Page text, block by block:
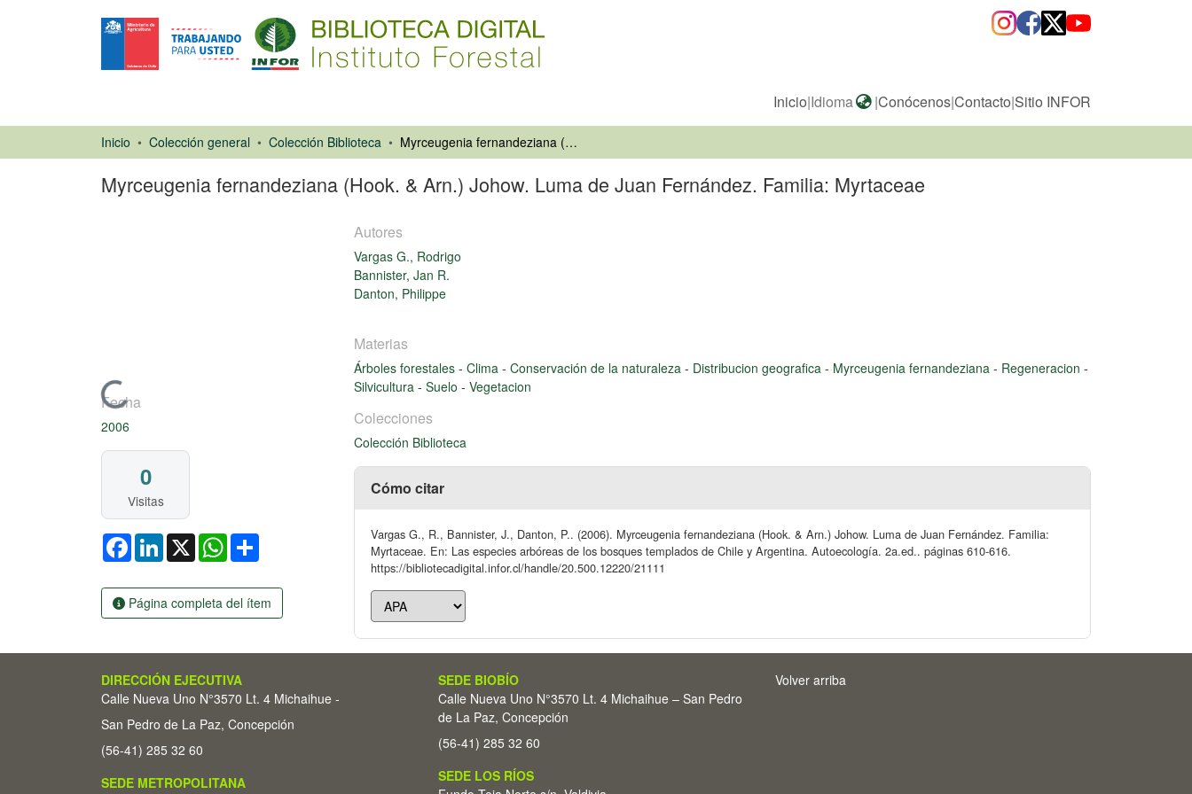
Inicio|Idioma |Conócenos|Contacto|Sitio INFOR
Inicio Colección general Colección Biblioteca Myrceugenia fernandeziana (Hook. & Arn.) Johow. Luma de Juan Fernández. Familia: Myrtaceae
Myrceugenia fernandeziana (Hook. & Arn.) Johow. Luma de Juan Fernández. Familia: Myrtaceae
Cargando...
Fecha
2006
0
Visitas
FacebookLinkedIn
X WhatsApp
Página completa del ítem
Autores
Vargas G., Rodrigo
Bannister, Jan R.
Danton, Philippe
Materias
Árboles forestales - Clima - Conservación de la naturaleza - Distribucion geografica - Myrceugenia fernandeziana - Regeneracion -
Silvicultura - Suelo - Vegetacion
Colecciones
Colección Biblioteca
Cómo citar
Vargas G., R., Bannister, J., Danton, P.. (2006). Myrceugenia fernandeziana (Hook. & Arn.) Johow. Luma de Juan Fernández. Familia:
Myrtaceae. En: Las especies arbóreas de los bosques templados de Chile y Argentina. Autoecología. 2a.ed.. páginas 610-616.
https://bibliotecadigital.infor.cl/handle/20.500.12220/21111
DIRECCIÓN EJECUTIVA
Calle Nueva Uno N°3570 Lt. 4 Michaihue -
San Pedro de La Paz, Concepción
(56-41) 285 32 60
SEDE METROPOLITANA
SEDE BIOBÍO
Calle Nueva Uno N°3570 Lt. 4 Michaihue – San Pedro
de La Paz, Concepción
(56-41) 285 32 60
SEDE LOS RÍOS
Volver arriba